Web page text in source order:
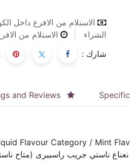
الاستلام من الافرع داخل
الشراء
الاستلام من الافرع ٢٤ ساعة طوال ايام
شارك :
and Reviews